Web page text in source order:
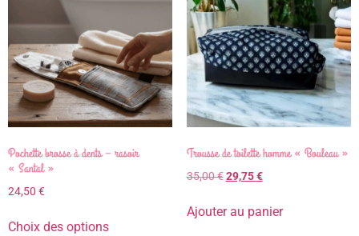
Pochette brosse à dents – rasoir
« Santal »
24,50 €
Choix des options
Trousse de toilette homme « Bouleau »
35,00€ 29,75€
Ajouter au panier